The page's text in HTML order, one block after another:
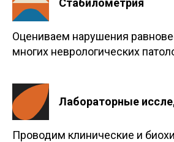
Стабилометрия
Оцениваем нарушения
многих неврологических
Лабораторные
Проводим клинические и